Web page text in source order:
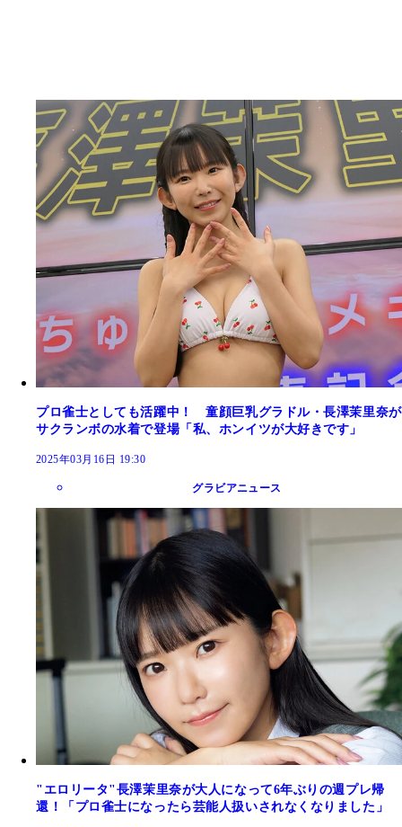
プロ雀士としても活躍中！ 童顔巨乳グラドル・長澤茉里奈が
サクランボの水着で登場「私、ホンイツが大好きです」
2025年03月16日 19:30
グラビアニュース
"エロリータ"長澤茉里奈が大人になって6年ぶりの週プレ帰
還！「プロ雀士になったら芸能人扱いされなくなりました」